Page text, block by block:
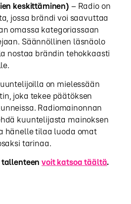
keskittäminen) – Radio on
jossa brändi voi saavuttaa
omassa kategoriassaan
Säännöllinen läsnäolo
nostaa brändin tehokkaasti
on mielessään
joka tekee päätöksen
Radiomainonnan
kuuntelijasta mainoksen
hänelle tilaa luoda omat
tarinaa.
tallenteenvoit katsoa täältä.